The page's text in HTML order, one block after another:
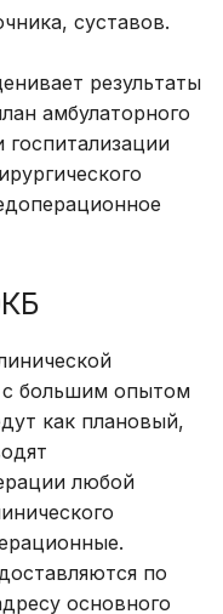
суставов.
результаты
амбулаторного
большим опытом
как плановый,
любой
по
основного